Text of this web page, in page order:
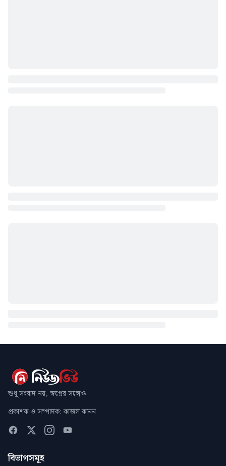
শুধু সংবাদ নয়, স্বপ্নের সঙ্গেও
প্রকাশক ও সম্পাদক: কাজল কানন
বিভাগসমূহ